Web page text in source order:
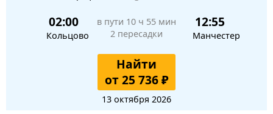
02:00
Кольцово
в пути 10 ч 55 мин
2 пересадки
12:55
Манчестер
Найти
от 25 736 ₽
13 октября 2026